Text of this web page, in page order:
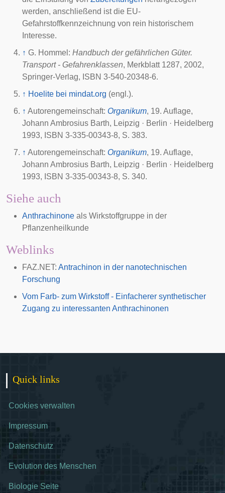
werden, anschließend ist die EU-
Gefahrstoffkennzeichnung von rein historischem
Interesse.
↑ G. Hommel: Handbuch der gefährlichen Güter.
Transport - Gefahrenklassen, Merkblatt 1287, 2002,
Springer-Verlag, ISBN 3-540-20348-6.
↑ Hoelite bei mindat.org (engl.).
↑ Autorengemeinschaft: Organikum, 19. Auflage,
Johann Ambrosius Barth, Leipzig · Berlin · Heidelberg
1993, ISBN 3-335-00343-8, S. 383.
↑ Autorengemeinschaft: Organikum, 19. Auflage,
Johann Ambrosius Barth, Leipzig · Berlin · Heidelberg
1993, ISBN 3-335-00343-8, S. 340.
Siehe auch
Anthrachinone als Wirkstoffgruppe in der
Pflanzenheilkunde
Weblinks
FAZ.NET: Antrachinon in der nanotechnischen
Forschung
Vom Farb- zum Wirkstoff - Einfacherer synthetischer
Zugang zu interessanten Anthrachinonen
Quick links
Cookies verwalten
Impressum
Datenschutz
Evolution des Menschen
Biologie Seite